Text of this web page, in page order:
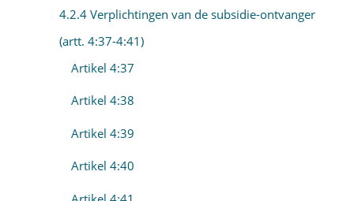
4.2.4 Verplichtingen van de subsidie-ontvanger
(artt. 4:37-4:41)
Artikel 4:37
Artikel 4:38
Artikel 4:39
Artikel 4:40